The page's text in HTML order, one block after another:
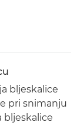
bljeskalice
pri snimanju
bljeskalice